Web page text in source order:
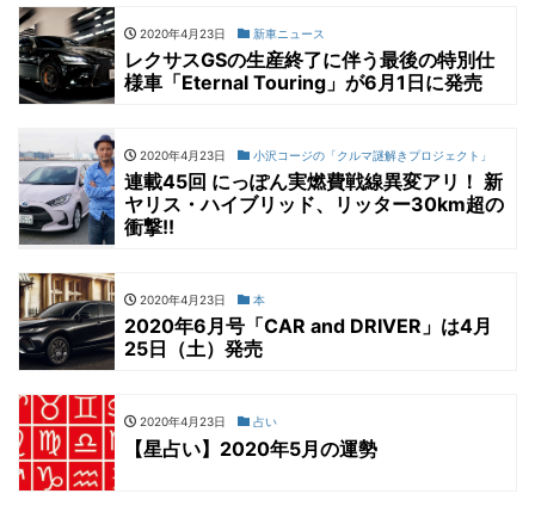
2020年4月23日 新車ニュース
レクサスGSの生産終了に伴う最後の特別仕
様車「Eternal Touring」が6月1日に発売
2020年4月23日 小沢コージの「クルマ謎解きプロジェクト」
連載45回 にっぽん実燃費戦線異変アリ！ 新
ヤリス・ハイブリッド、リッター30km超の
衝撃!!
2020年4月23日 本
2020年6月号「CAR and DRIVER」は4月
25日（土）発売
2020年4月23日 占い
【星占い】2020年5月の運勢